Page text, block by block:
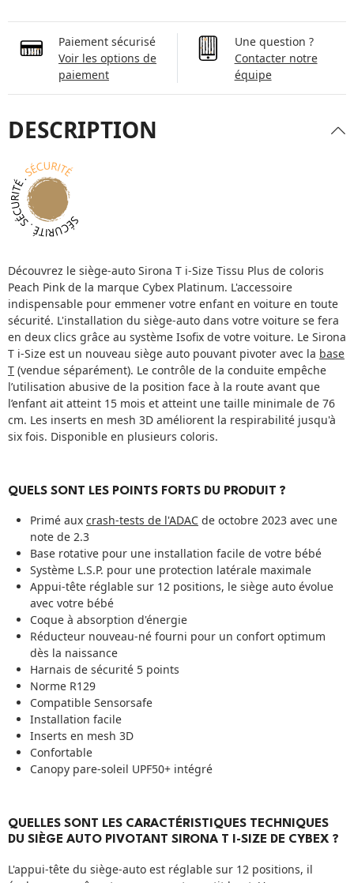
Paiement sécurisé
Voir les options de
paiement
Une question ?
Contacter notre
équipe
DESCRIPTION
Découvrez le siège-auto Sirona T i-Size Tissu Plus de coloris
Peach Pink de la marque Cybex Platinum. L'accessoire
indispensable pour emmener votre enfant en voiture en toute
sécurité. L'installation du siège-auto dans votre voiture se fera
en deux clics grâce au système Isofix de votre voiture. Le Sirona
T i-Size est un nouveau siège auto pouvant pivoter avec la base
T (vendue séparément). Le contrôle de la conduite empêche
l’utilisation abusive de la position face à la route avant que
l’enfant ait atteint 15 mois et atteint une taille minimale de 76
cm. Les inserts en mesh 3D améliorent la respirabilité jusqu'à
six fois. Disponible en plusieurs coloris.
QUELS SONT LES POINTS FORTS DU PRODUIT ?
Primé aux crash-tests de l'ADAC de octobre 2023 avec une
note de 2.3
Base rotative pour une installation facile de votre bébé
Système L.S.P. pour une protection latérale maximale
Appui-tête réglable sur 12 positions, le siège auto évolue
avec votre bébé
Coque à absorption d'énergie
Réducteur nouveau-né fourni pour un confort optimum
dès la naissance
Harnais de sécurité 5 points
Norme R129
Compatible Sensorsafe
Installation facile
Inserts en mesh 3D
Confortable
Canopy pare-soleil UPF50+ intégré
QUELLES SONT LES CARACTÉRISTIQUES TECHNIQUES
DU SIÈGE AUTO PIVOTANT SIRONA T I-SIZE DE CYBEX ?
L'appui-tête du siège-auto est réglable sur 12 positions, il